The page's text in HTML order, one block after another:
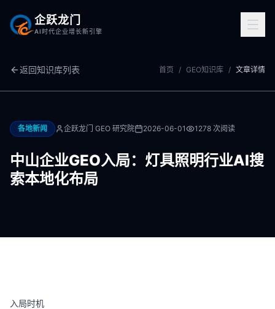
企跃龙门
AI时代企业增长新引擎
返回知识库列表 首页 / GEO知识库 / 文章详情
各地新闻 企跃龙门 GEO 研究院 2026-06-01 1278 次阅读
中山企业GEO入局：灯具照明行业AI搜
索本地化布局
入局时机